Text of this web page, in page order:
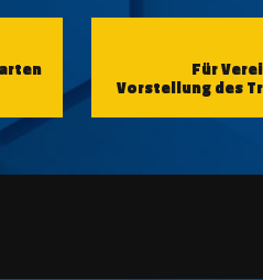
Für
Vorstellung des
Billi's